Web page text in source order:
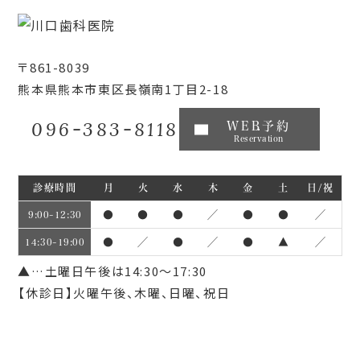
〒861-8039
熊本県熊本市東区長嶺南1丁目2-18
096-383-8118 WEB予約
Reservation
診療時間 月 火 水 木 金 土 日/祝
9:00~12:30 ● ● ● ／ ● ● ／
14:30~19:00 ● ／ ● ／ ● ▲ ／
▲…土曜日午後は14:30～17:30
【休診日】火曜午後、木曜、日曜、祝日